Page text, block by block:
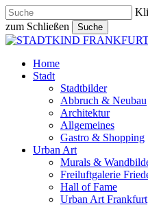
Skip
to
main
content
zum Schließen
Suche
Close
search
Menu
Home
Stadt
Stadtbilder
Abbruch & Neubau
Architektur
Allgemeines
Gastro & Shopping
Urban Art
Murals &
Freiluftgalerie
Hall of Fame
Urban Art Frankfurt